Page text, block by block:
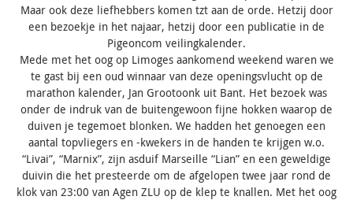
Maar ook deze liefhebbers komen tzt aan de orde. Hetzij door
een bezoekje in het najaar, hetzij door een publicatie in de
Pigeoncom veilingkalender.
Mede met het oog op Limoges aankomend weekend waren we
te gast bij een oud winnaar van deze openingsvlucht op de
marathon kalender, Jan Grootoonk uit Bant. Het bezoek was
onder de indruk van de buitengewoon fijne hokken waarop de
duiven je tegemoet blonken. We hadden het genoegen een
aantal topvliegers en -kwekers in de handen te krijgen w.o.
“Livai”, “Marnix”, zijn asduif Marseille “Lian” en een geweldige
duivin die het presteerde om de afgelopen twee jaar rond de
klok van 23:00 van Agen ZLU op de klep te knallen. Met het oog